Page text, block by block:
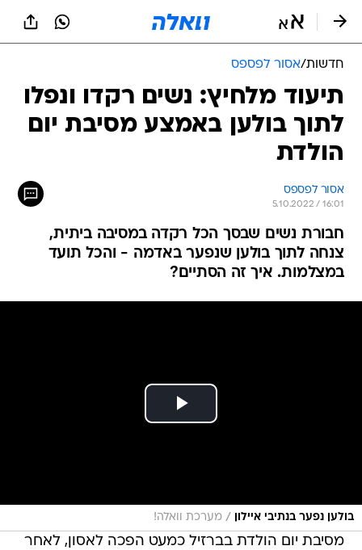
חדשות/אסור לפספס
תיעוד מלחיץ: נשים רקדו ונפלו
לתוך בולען באמצע מסיבת יום
הולדת
אסור לפספס
5.10.2022 / 16:01
חבורת נשים שבסך הכל רקדה במסיבה ביתית,
צנחה לתוך בולען שנפער באדמה - והכל תועד
במצלמות. איך זה הסתיים?
בולען נפער בנתיבי איילון / מערכת וואלה!
מסיבת יום הולדת בברזיל כמעט הפכה לאסון, לאחר